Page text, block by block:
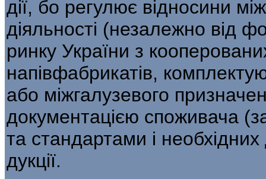
дії, бо регулює відносини
діяльнос­ті (незалежно від
ринку України з
напів­фабрикатів,
або міжгалузевого
документацією споживача
та стандартами і
дукції.